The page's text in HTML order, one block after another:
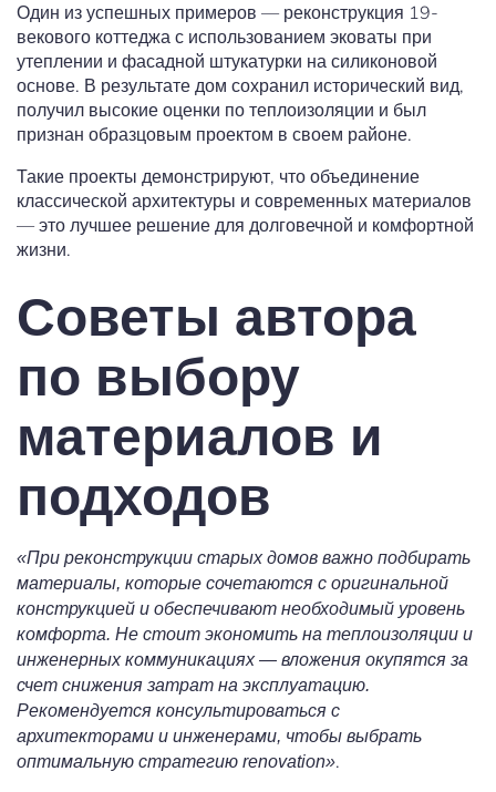
Один из успешных примеров — реконструкция 19-
векового коттеджа с использованием эковаты при
утеплении и фасадной штукатурки на силиконовой
основе. В результате дом сохранил исторический вид,
получил высокие оценки по теплоизоляции и был
признан образцовым проектом в своем районе.
Такие проекты демонстрируют, что объединение
классической архитектуры и современных материалов
— это лучшее решение для долговечной и комфортной
жизни.
Советы автора
по выбору
материалов и
подходов
«При реконструкции старых домов важно подбирать
материалы, которые сочетаются с оригинальной
конструкцией и обеспечивают необходимый уровень
комфорта. Не стоит экономить на теплоизоляции и
инженерных коммуникациях — вложения окупятся за
счет снижения затрат на эксплуатацию.
Рекомендуется консультироваться с
архитекторами и инженерами, чтобы выбрать
оптимальную стратегию renovation».